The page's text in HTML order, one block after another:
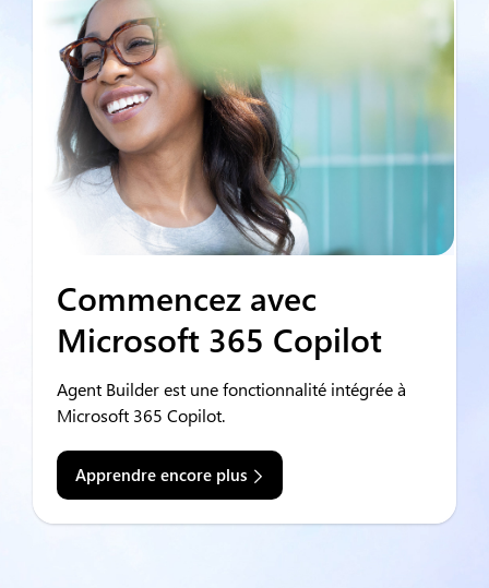
Commencez avec
Microsoft 365 Copilot
Agent Builder est une fonctionnalité intégrée à
Microsoft 365 Copilot.
Apprendre encore plus